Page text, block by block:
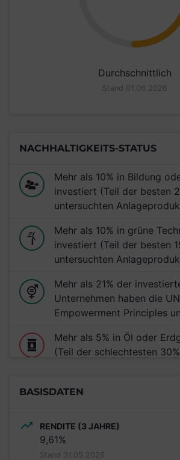
Durchschnittlich
Stand 01.06.2026
NACHHALTIGKEITS-STATUS
Mehr als 10% in Bildung
investiert (Teil der besten
untersuchten
Mehr als 10% in grüne
investiert (Teil der besten
untersuchten
Mehr als 21% der
Unternehmen haben die
Empowerment Principles
Mehr als 5% in Öl oder
(Teil der schlechtesten
Nachricht von GLOBAL
Anlageprodukt
von Mochovce.
BASISDATEN
RENDITE (3 JAHRE)
9,61%
Stand 31.05.2026